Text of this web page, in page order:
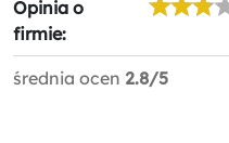
Opinia o
firmie:
średnia ocen 2.8/5